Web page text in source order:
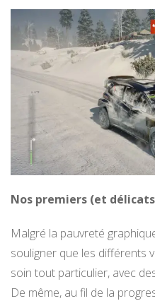
Nos premiers (et
Malgré la pauvreté
souligner que les différents
soin tout particulier, avec
De même, au fil de la